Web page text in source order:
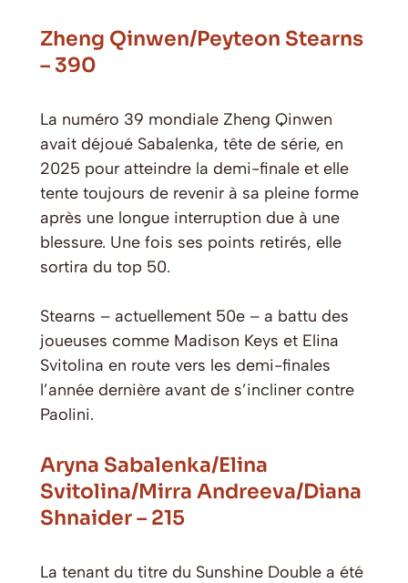
Zheng Qinwen/Peyteon Stearns
– 390
La numéro 39 mondiale Zheng Qinwen
avait déjoué Sabalenka, tête de série, en
2025 pour atteindre la demi-finale et elle
tente toujours de revenir à sa pleine forme
après une longue interruption due à une
blessure. Une fois ses points retirés, elle
sortira du top 50.
Stearns – actuellement 50e – a battu des
joueuses comme Madison Keys et Elina
Svitolina en route vers les demi-finales
l’année dernière avant de s’incliner contre
Paolini.
Aryna Sabalenka/Elina
Svitolina/Mirra Andreeva/Diana
Shnaider – 215
La tenant du titre du Sunshine Double a été